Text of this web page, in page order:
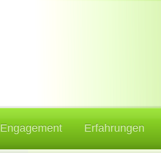
Engagement Erfahrungen